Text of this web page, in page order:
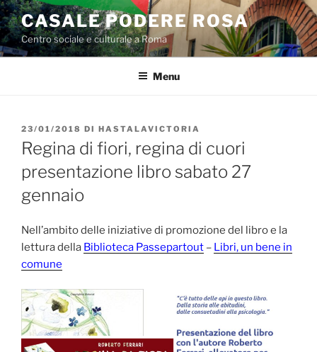
Salta
al
contenuto
CASALE PODERE ROSA
Centro sociale e culturale a Roma
Menu
PUBBLICATO
IL
23/01/2018 DI HASTALAVICTORIA
Regina di fiori, regina di cuori
presentazione libro sabato 27
gennaio
Nell’ambito delle iniziative di promozione del libro e la
lettura della Biblioteca Passepartout – Libri, un bene in
comune